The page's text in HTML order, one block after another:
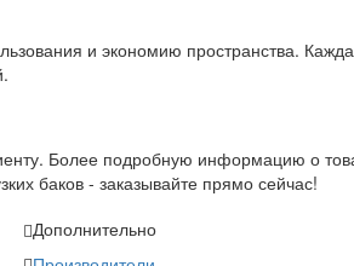
и экономию пространства.
Более подробную информацию о
баков - заказывайте прямо сейчас!
Дополнительно